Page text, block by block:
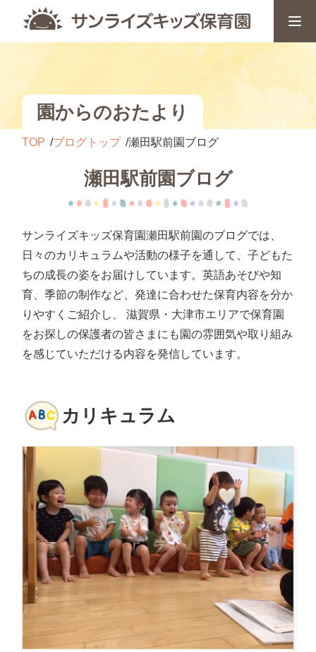
園からのおたより
TOP ブログトップ 瀬田駅前園ブログ
瀬田駅前園ブログ
サンライズキッズ保育園瀬田駅前園のブログでは、
日々のカリキュラムや活動の様子を通して、子どもた
ちの成長の姿をお届けしています。英語あそびや知
育、季節の制作など、発達に合わせた保育内容を分か
りやすくご紹介し、 滋賀県・大津市エリアで保育園
をお探しの保護者の皆さまにも園の雰囲気や取り組み
を感じていただける内容を発信しています。
カリキュラム